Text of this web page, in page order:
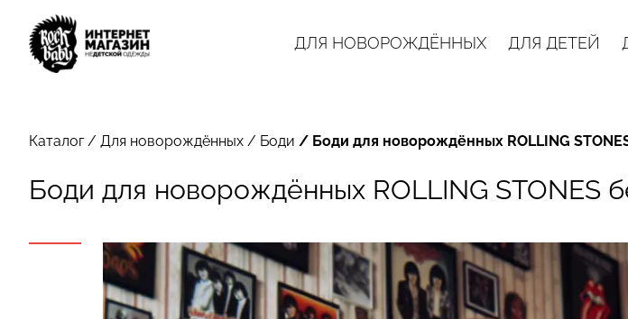
ДЛЯ НОВОРОЖДЁННЫХ ДЛЯ ДЕТЕЙ
Каталог/ Для новорождённых / Боди / Боди для новорождённых ROLLING
Боди для новорождённых ROLLING STONES